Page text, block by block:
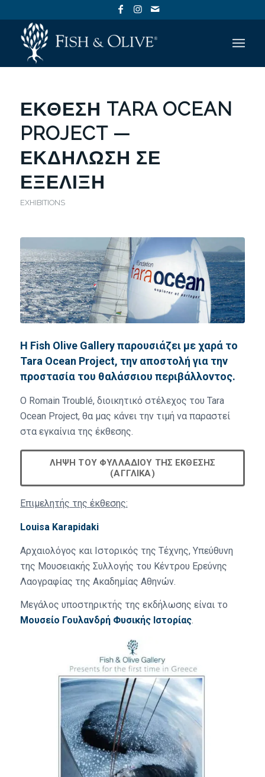
ΈΚΘΕΣΗ TARA OCEAN
PROJECT —
ΕΚΔΉΛΩΣΗ ΣΕ
ΕΞΈΛΙΞΗ
EXHIBITIONS
Η Fish Olive Gallery παρουσιάζει με χαρά το
Tara Ocean Project, την αποστολή για την
προστασία του θαλάσσιου περιβάλλοντος.
O Romain Troublé, διοικητικό στέλεχος του Tara
Ocean Project, θα μας κάνει την τιμή να παραστεί
στα εγκαίνια της έκθεσης.
ΛΉΨΗ ΤΟΥ ΦΥΛΛΑΔΊΟΥ ΤΗΣ ΈΚΘΕΣΗΣ
(ΑΓΓΛΙΚΆ)
Επιμελητής της έκθεσης:
Louisa Karapidaki
Αρχαιολόγος και Ιστορικός της Τέχνης, Υπεύθυνη
της Μουσειακής Συλλογής του Κέντρου Ερεύνης
Λαογραφίας της Ακαδημίας Αθηνών.
Μεγάλος υποστηρικτής της εκδήλωσης είναι το
Μουσείο Γουλανδρή Φυσικής Ιστορίας.